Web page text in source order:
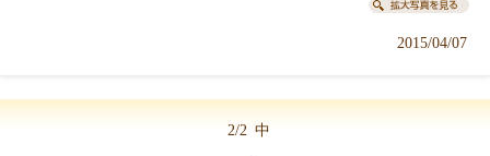
2015/04/07
2/2 中